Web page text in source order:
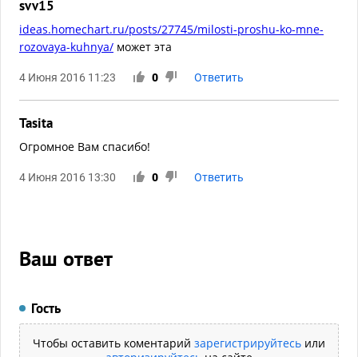
svv15
ideas.homechart.ru/posts/27745/milosti-proshu-ko-mne-
rozovaya-kuhnya/ может эта
4 Июня 2016 11:23 0 Ответить
Tasita
Огромное Вам спасибо!
4 Июня 2016 13:30 0 Ответить
Ваш ответ
Гость
Чтобы оставить коментарий зарегистрируйтесь или